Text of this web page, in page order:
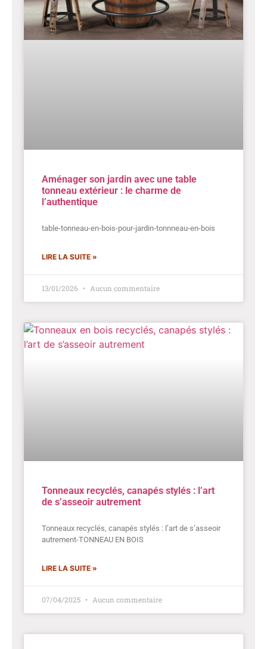
Aménager son jardin avec une table
tonneau extérieur : le charme de
l’authentique
table-tonneau-en-bois-pour-jardin-tonnneau-en-bois
LIRE LA SUITE »
13/01/2026 Aucun commentaire
Tonneaux recyclés, canapés stylés : l’art
de s’asseoir autrement
Tonneaux recyclés, canapés stylés : l’art de s’asseoir
autrement-TONNEAU EN BOIS
LIRE LA SUITE »
07/04/2025 Aucun commentaire